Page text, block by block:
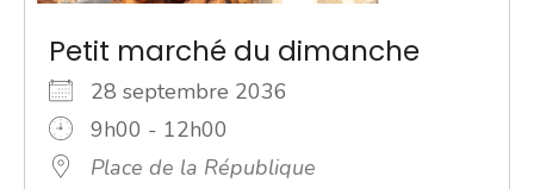
Petit marché du dimanche
28 septembre 2036
9h00 - 12h00
Place de la République